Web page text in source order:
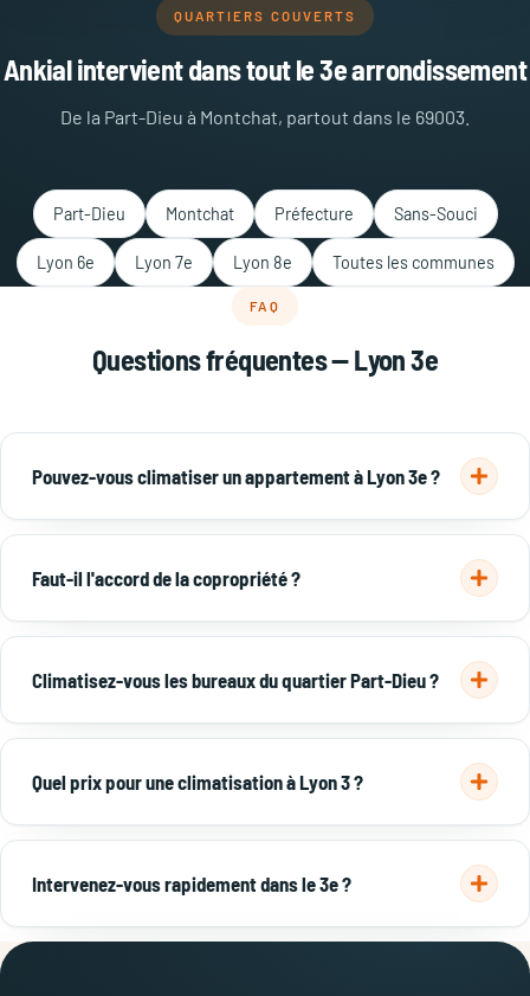
QUARTIERS COUVERTS
Ankial intervient dans tout le 3e arrondissement
De la Part-Dieu à Montchat, partout dans le 69003.
Part-Dieu Montchat Préfecture Sans-Souci
Lyon 6e Lyon 7e Lyon 8e Toutes les communes
FAQ
Questions fréquentes — Lyon 3e
Pouvez-vous climatiser un appartement à Lyon 3e ?
Oui. Dans le 3e, nous posons surtout des mono etmulti-splits
comme aux maisons de Montchat. Pose en une journée.
Faut-il l'accord de la copropriété ?
L'unité extérieure visible en façade nécessite en principe
technique (photo, dimensions, niveau sonore) pour
l'assemblée générale.
Climatisez-vous les bureaux du quartier Part-Dieu ?
Oui, le tertiaire est très présent dans le 3e. Pour les bureaux
encastrées au plafond.
Quel prix pour une climatisation à Lyon 3 ?
De 1 500 à 3 000 € pour un mono-split, 3 000 à 6 000 € pour
un multi-split, pose comprise. Pour un bureau, comptez 3
500 à 7 000 € pour une cassette.
Intervenez-vous rapidement dans le 3e ?
Oui. Basés dans l'est lyonnais, nous sommes très réactifs sur